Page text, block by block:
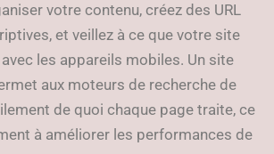
votre contenu, créez des URL
et veillez à ce que votre site
les appareils mobiles. Un site
aux moteurs de recherche de
de quoi chaque page traite, ce
à améliorer les performances de